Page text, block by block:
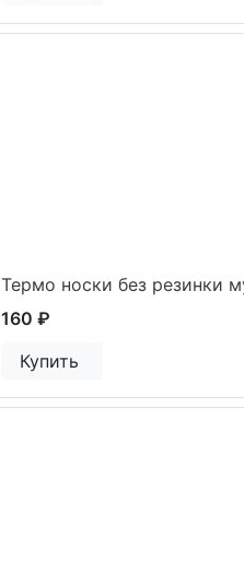
Термо носки без резинки
160 ₽
Купить